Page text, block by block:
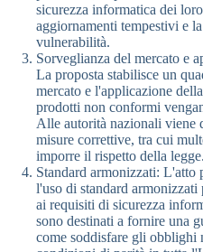
sicurezza informatica dei
aggiornamenti tempestivi e
vulnerabilità.
Sorveglianza del mercato e
La proposta stabilisce un
mercato e l'applicazione
prodotti non conformi
Alle autorità nazionali viene
misure correttive, tra cui
imporre il rispetto della legge.
Standard armonizzati: L'atto
l'uso di standard
ai requisiti di sicurezza
sono destinati a fornire una
come soddisfare gli obblighi